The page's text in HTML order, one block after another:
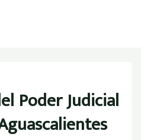
Poder Judicial